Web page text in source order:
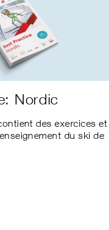
Nordic
des exercices et
du ski de